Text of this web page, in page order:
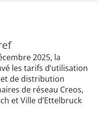
2025, la
les tarifs d’utilisation
de distribution
de réseau Creos,
et Ville d’Ettelbruck